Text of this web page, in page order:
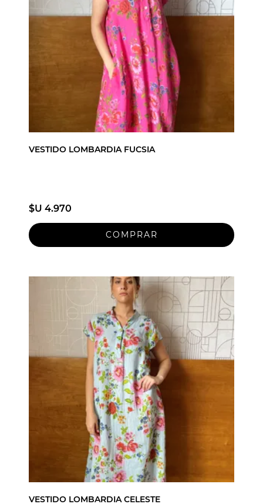
VESTIDO LOMBARDIA FUCSIA
$U 4.970
VESTIDO LOMBARDIA CELESTE